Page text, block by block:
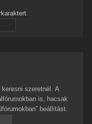
szeretnél. A
is, hacsak
beállítást.